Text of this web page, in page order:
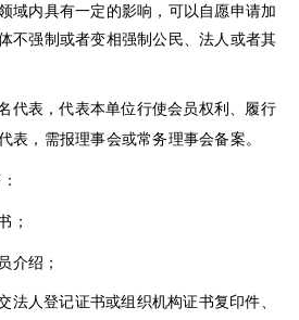
域内具有一定的影响，可以自愿申请加
不强制或者变相强制公民、法人或者其
代表，代表本单位行使会员权利、履行
表，需报理事会或常务理事会备案。
；
介绍；
法人登记证书或组织机构证书复印件、